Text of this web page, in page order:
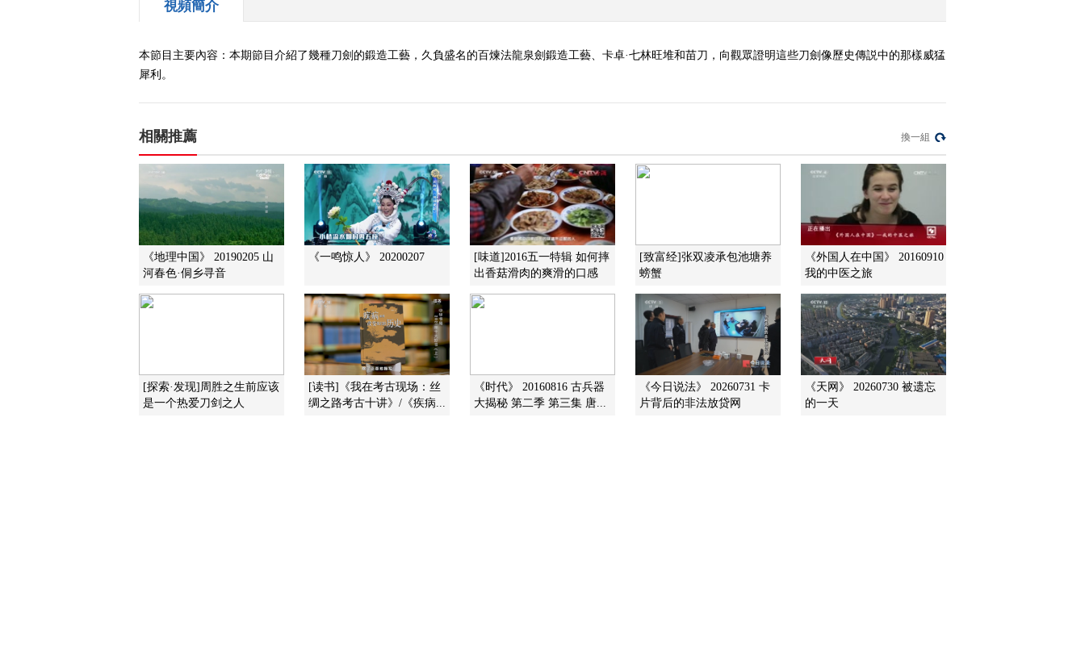
視頻簡介
本節目主要內容：本期節目介紹了幾種刀劍的鍛造工藝，久負盛名的百煉法龍泉劍鍛造工藝、卡卓·七林旺堆和苗刀，向觀眾證明這些刀劍像歷史傳説中的那樣威猛
犀利。
相關推薦 換一組
《地理中国》 20190205 山
河春色·侗乡寻音
《一鸣惊人》 20200207
[味道]2016五一特辑 如何摔
出香菇滑肉的爽滑的口感
[致富经]张双凌承包池塘养
螃蟹
《外国人在中国》 20160910
我的中医之旅
[探索·发现]周胜之生前应该
是一个热爱刀剑之人
[读书]《我在考古现场：丝
绸之路考古十讲》/《疾病...
《时代》 20160816 古兵器
大揭秘 第二季 第三集 唐...
《今日说法》 20260731 卡
片背后的非法放贷网
《天网》 20260730 被遗忘
的一天